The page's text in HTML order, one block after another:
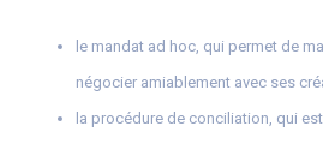
le mandat ad hoc, qui permet de
négocier amiablement avec ses
la procédure de conciliation, qui